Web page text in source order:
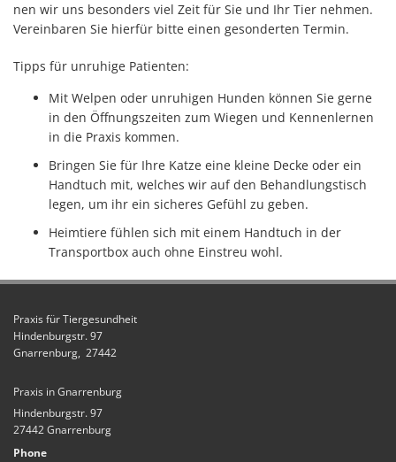
nen wir uns be­son­ders viel Zeit für Sie und Ihr Tier neh­men.
Ver­ein­ba­ren Sie hier­für bitte einen ge­son­der­ten Ter­min.
Tipps für un­ru­hi­ge Pa­ti­en­ten:
Mit Wel­pen oder unruhigen Hunden kön­nen Sie gerne
in den Öff­nungs­zei­ten zum Wie­gen und Ken­nen­ler­nen
in die Pra­xis kom­men.
Brin­gen Sie für Ihre Katze eine klei­ne Decke oder ein
Hand­tuch mit, welches wir auf den Be­hand­lungs­tisch
legen, um ihr ein si­che­res Ge­fühl zu geben.
Heimtiere fühlen sich mit einem Handtuch in der
Transportbox auch ohne Einstreu wohl.
Praxis für Tiergesundheit
Hindenburgstr. 97
Gnarrenburg, 27442
Praxis in Gnarrenburg
Hindenburgstr. 97
27442 Gnarrenburg
Phone